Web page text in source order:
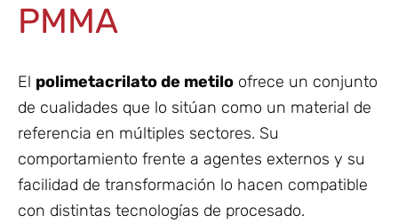
PMMA
El polimetacrilato de metilo ofrece un conjunto
de cualidades que lo sitúan como un material de
referencia en múltiples sectores. Su
comportamiento frente a agentes externos y su
facilidad de transformación lo hacen compatible
con distintas tecnologías de procesado.